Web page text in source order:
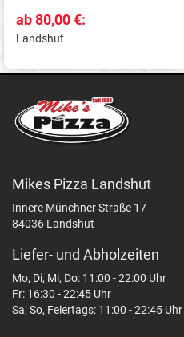
ab 80,00 €:
Landshut
Mikes Pizza Landshut
Innere Münchner Straße 17
84036 Landshut
Liefer- und Abholzeiten
Mo, Di, Mi, Do: 11:00 - 22:00 Uhr
Fr: 16:30 - 22:45 Uhr
Sa, So, Feiertags: 11:00 - 22:45 Uhr